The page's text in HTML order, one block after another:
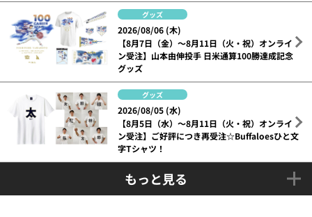
グッズ
2026/08/06 (木)
【8月7日（金）～8月11日（火・祝）オンライ
ン受注】山本由伸投手 日米通算100勝達成記念
グッズ
グッズ
2026/08/05 (水)
【8月5日（水）～8月11日（火・祝）オンライ
ン受注】ご好評につき再受注☆Buffaloesひと文
字Tシャツ！
もっと見る